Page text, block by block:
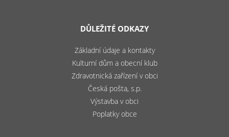
DŮLEŽITÉ ODKAZY
Základní údaje a kontakty
Kulturní dům a obecní klub
Zdravotnická zařízení v obci
Česká pošta, s.p.
Výstavba v obci
Poplatky obce